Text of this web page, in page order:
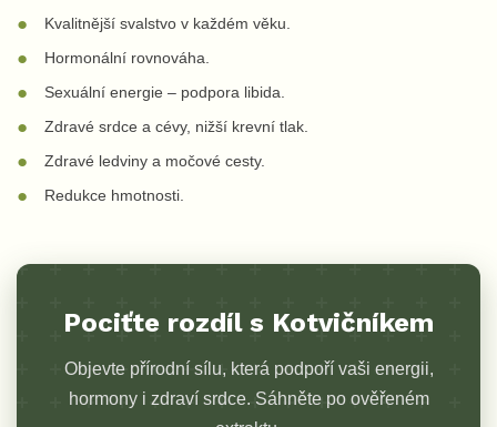
Kvalitnější svalstvo v každém věku.
Hormonální rovnováha.
Sexuální energie – podpora libida.
Zdravé srdce a cévy, nižší krevní tlak.
Zdravé ledviny a močové cesty.
Redukce hmotnosti.
Pociťte rozdíl s Kotvičníkem
Objevte přírodní sílu, která podpoří vaši energii,
hormony i zdraví srdce. Sáhněte po ověřeném